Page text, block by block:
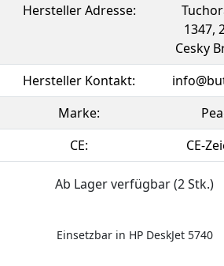
Hersteller Adresse:
1347,
Cesky
Hersteller Kontakt:
Marke:
CE:
CE-
Ab Lager verfügbar (2 Stk.)
Einsetzbar in HP DeskJet 5740